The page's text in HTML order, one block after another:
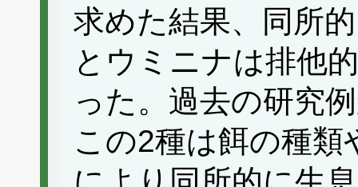
求めた結果、同所
とウミニナは排他
った。過去の研究
この2種は餌の種